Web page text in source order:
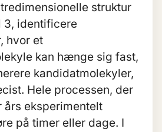
struktur
3, identificere
hvor et
kan hænge sig fast,
kandidatmolekyler,
Hele processen, der
eksperimentelt
på timer eller dage. I